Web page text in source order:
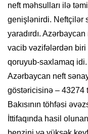
neft məhsulları ilə
genişlənirdi. Neftçilər
yaradırdı.
vacib vəzifələrdən biri
qoruyub-saxlamaq
Azərbaycan neft
göstəricisinə – 43274
Bakısının töhfəsi
İttifaqında hasil